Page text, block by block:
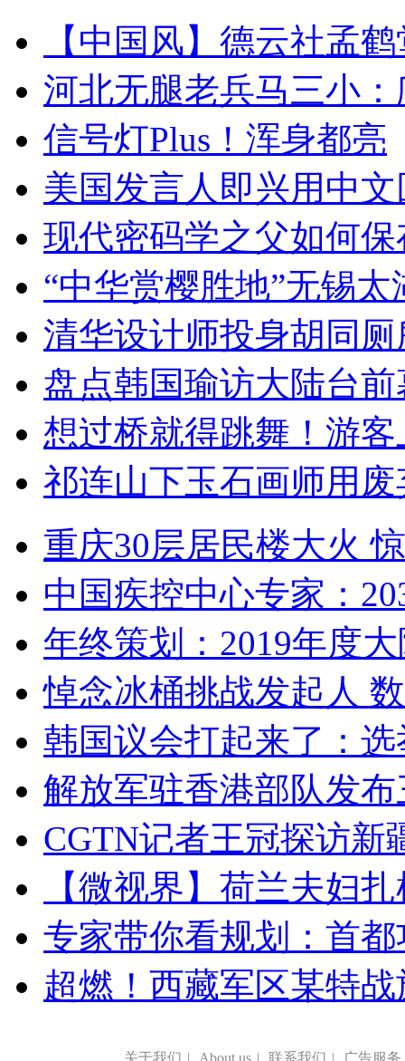
【中国风】德云社孟
河北无腿老兵马三小
信号灯Plus！浑身都亮
美国发言人即兴用中
现代密码学之父如何
“中华赏樱胜地”无锡
清华设计师投身胡同
盘点韩国瑜访大陆台
想过桥就得跳舞！游客
祁连山下玉石画师用
重庆30层居民楼大火
中国疾控中心专家：
年终策划：2019年度
悼念冰桶挑战发起人
韩国议会打起来了：
解放军驻香港部队发
CGTN记者王冠探访新
【微视界】荷兰夫妇
专家带你看规划：首
超燃！西藏军区某特
关于我们 | About us | 联系我们 | 广告服务